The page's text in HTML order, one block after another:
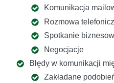
Komunikacja
Rozmowa
Spotkanie
Negocjacje
Błędy w komunikacji
Zakładane